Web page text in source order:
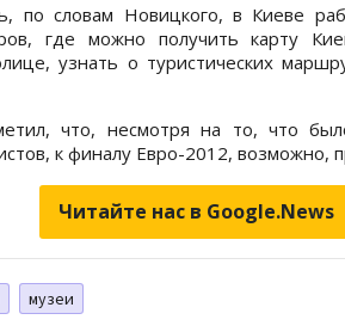
по словам Новицкого, в Киеве
где можно получить карту
узнать о туристических
что, несмотря на то, что
к финалу Евро-2012, возможно,
Читайте нас в Google.News
музеи